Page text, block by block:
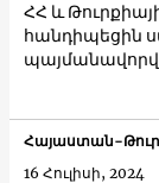
ՀՀ և
հանդիպեցին
Հայաստան-
16 Հուլիսի, 2024